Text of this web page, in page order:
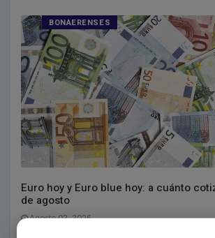
BONAERENSES
Euro hoy y Euro blue hoy: a cuánto
de agosto
Agosto 03, 2026